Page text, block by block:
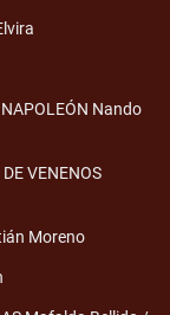
Nando
VENENOS
Moreno